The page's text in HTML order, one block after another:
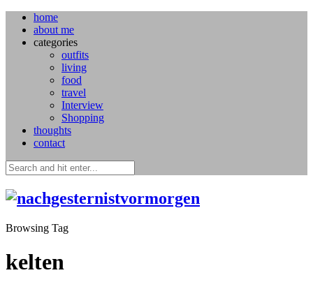
home
about me
categories
outfits
living
food
travel
Interview
Shopping
thoughts
contact
Browsing Tag
kelten